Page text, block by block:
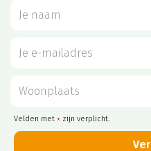
Velden met * zijn verplicht.